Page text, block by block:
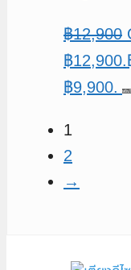
฿12,900
฿12,900.
฿9,900.
หยิบ
1
2
→